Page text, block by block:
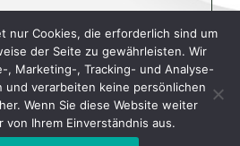
Hairdesign. All rights reserved.
nur Cookies, die erforderlich sind um
der Seite zu gewährleisten. Wir
, Marketing-, Tracking- und Analyse-
und verarbeiten keine persönlichen
Wenn Sie diese Website weiter
von Ihrem Einverständnis aus.